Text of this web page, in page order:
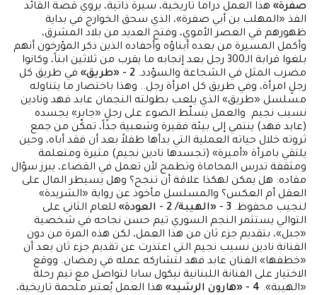
صفرة» هذا العمل دراما تاريخية، سيرة ذاتية، يروي قصة القائد
الفذ «المهلب بن أبي صفرة»، الذي سحق الخوارج في بداية
ظهورهم في العصر الأموي، وفتح العديد من بلاد المشرق،
وأكمل المسيرة من بعده أبناؤه وأحفاده الذين ذكر المؤرخون أنهم
بلغوا قرابة الـ300 رجل بعد إنجابه ما يقرب من ثلاثين ابناً، وكانوا
مضرب المثل في الشجاعة والسؤدد. 2 - «طريق»
في طريق كل
رجلٍ امرأة، وفي طريق كل امرأة رجل.. وهذا باختصار ما يتناوله
مسلسل «طريق» الذي يلعب بطولته النجمان عابد فهد ونادين
نسيب نجيم. والعمل يسلّط الضوء على رجلٍ «جابر» يجسده
(عابد فهد) ينتمي إلى بيئة فقيرة وشعبية جداً، تمكّن من جمع
ثروته خلال حياته العملية التي بدأها طفلاً بعد أن فقد أباه، وحين
يلتقي بامرأة «أميرة» (تجسدها نادين نجيم) مثيرة ومتعلمة
ومثقفة تدرس المحاماة وتطمح لأن تعمل في القضاء، يبرز سؤال
مفاده: هل يمكن لهكذا علاقة أن تنجح؟ وهل يسيطر المال على
العقل أم العكس؟ والمسلسل مأخوذ عن رواية «الشريدة»
لنجيب محفوظ. 3 - «الهيبة/ 2 - العودة»
للعام الثاني على
التوالي يستثمر النجم السوري تيم حسن نجاحه في شخصية
«جبل»، بتقديم جزء ثان من هذا العمل، لكن هذه المرة من دون
الفنانة نادين نسيب نجيم التي اعتذرت عن تقديم جزء ثان بعد أن
«خطفها» الفنان عابد فهد لتشاركه عمله في رمضان. ووقع
الاختيار على الفنانة اللبنانية نيكول سابا لتواصل مع تيم رحلة
«الهيبة». 4 - «هارون الرشيد» هذا العمل يُعتبر ملحمة تاريخية،